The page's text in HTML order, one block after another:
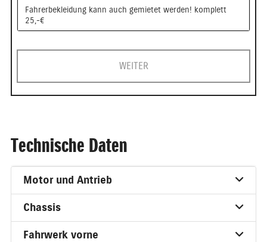
Fahrerbekleidung kann auch gemietet werden! komplett
25,-€
WEITER
Technische Daten
Motor und Antrieb
Chassis
Fahrwerk vorne